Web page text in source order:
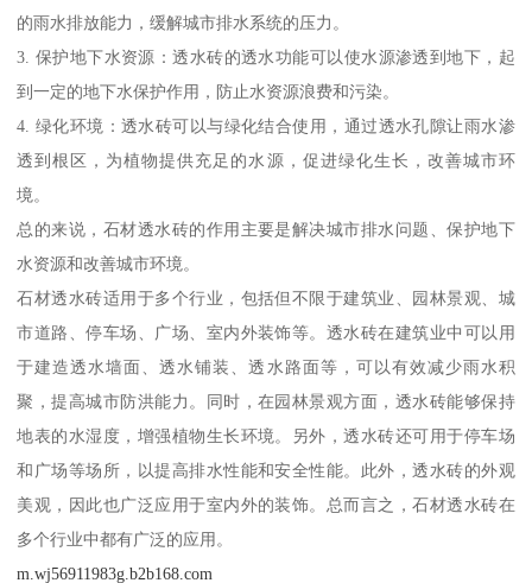
的雨水排放能力，缓解城市排水系统的压力。
3. 保护地下水资源：透水砖的透水功能可以使水源渗透到地下，起
到一定的地下水保护作用，防止水资源浪费和污染。
4. 绿化环境：透水砖可以与绿化结合使用，通过透水孔隙让雨水渗
透到根区，为植物提供充足的水源，促进绿化生长，改善城市环
境。
总的来说，石材透水砖的作用主要是解决城市排水问题、保护地下
水资源和改善城市环境。
石材透水砖适用于多个行业，包括但不限于建筑业、园林景观、城
市道路、停车场、广场、室内外装饰等。透水砖在建筑业中可以用
于建造透水墙面、透水铺装、透水路面等，可以有效减少雨水积
聚，提高城市防洪能力。同时，在园林景观方面，透水砖能够保持
地表的水湿度，增强植物生长环境。另外，透水砖还可用于停车场
和广场等场所，以提高排水性能和安全性能。此外，透水砖的外观
美观，因此也广泛应用于室内外的装饰。总而言之，石材透水砖在
多个行业中都有广泛的应用。
m.wj56911983g.b2b168.com